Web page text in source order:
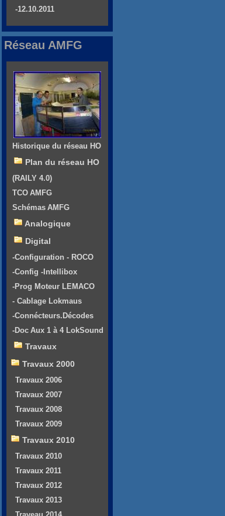
-12.10.2011
Réseau AMFG
Historique du réseau HO
Plan du réseau HO
(RAILY 4.0)
TCO AMFG
Schémas AMFG
Analogique
Digital
-Configuration - ROCO
-Config -Intellibox
-Prog Moteur LEMACO
- Cablage Lokmaus
-Connécteurs.Décodes
-Doc Aux 1 à 4 LokSound
Travaux
Travaux 2000
Travaux 2006
Travaux 2007
Travaux 2008
Travaux 2009
Travaux 2010
Travaux 2010
Travaux 2011
Travaux 2012
Travaux 2013